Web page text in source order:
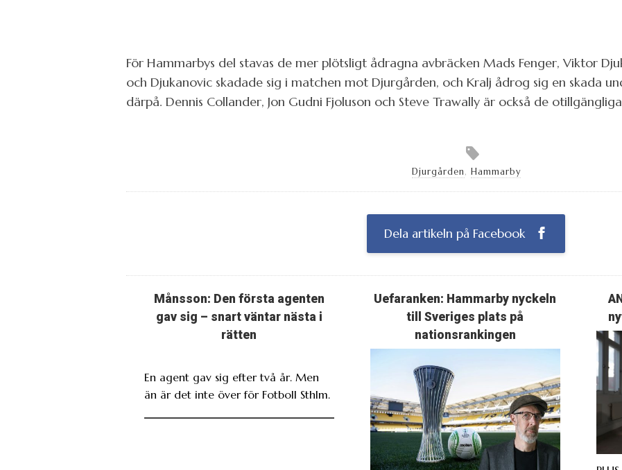
För Hammarbys del stavas de mer plötsligt ådragna avbräcken Mads Fenger, Viktor
och Djukanovic skadade sig i matchen mot Djurgården, och Kralj ådrog sig en skada
därpå. Dennis Collander, Jon Gudni Fjoluson och Steve Trawally är också de
Djurgården, Hammarby
Dela artikeln på Facebook
Månsson: Den första agenten
gav sig – snart väntar nästa i
rätten
En agent gav sig efter två år. Men
än är det inte över för Fotboll Sthlm.
Uefaranken: Hammarby nyckeln
till Sveriges plats på
nationsrankingen